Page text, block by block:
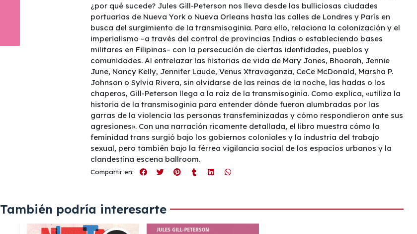
¿por qué sucede? Jules Gill-Peterson nos lleva desde las bulliciosas ciudades
portuarias de Nueva York o Nueva Orleans hasta las calles de Londres y París en
busca del surgimiento de la transmisoginia. Para ello, relaciona la colonización y el
imperialismo –a través del control de provincias Indias o estableciendo bases
militares en Filipinas– con la persecución de ciertas identidades, pueblos y
comunidades. Al entrelazar las historias de vida de Mary Jones, Bhoorah, Jennie
June, Nancy Kelly, Jennifer Laude, Venus Xtravaganza, CeCe McDonald, Marsha P.
Johnson o Sylvia Rivera, sin olvidarse de las reinas de la noche, las hadas o los
chaperos, Gill-Peterson llega a la raíz de la transmisoginia. Como explica, «utiliza la
historia de la transmisoginia para entender dónde fueron alumbradas por las
garras de la violencia las personas transfeminizadas y cómo respondieron ante sus
agresiones». Con una narración ricamente detallada, el libro muestra cómo la
feminidad trans surgió bajo los gobiernos coloniales y la industria del trabajo
sexual, pero también bajo la férrea vigilancia social de los espacios urbanos y la
clandestina escena ballroom.
Compartir en:
También podría interesarte